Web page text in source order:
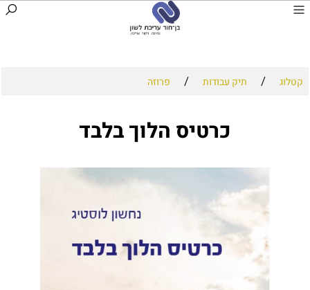
קטלוג / תיק עבודות / פרוזה
כרטיס הלוך בלבד